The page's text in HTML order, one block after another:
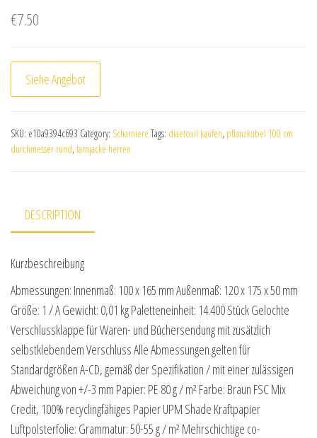
€7.50
Siehe Angebot
SKU: e10a9394c693 Category: Scharniere Tags: diaetoxil kaufen, pflanzkübel 100 cm
durchmesser rund, tarnjacke herren
DESCRIPTION
Kurzbeschreibung
Abmessungen: Innenmaß: 100 x 165 mm Außenmaß: 120 x 175 x 50 mm
Größe: 1 / A Gewicht: 0,01 kg Paletteneinheit: 14.400 Stück Gelochte
Verschlussklappe für Waren- und Büchersendung mit zusätzlich
selbstklebendem Verschluss Alle Abmessungen gelten für
Standardgrößen A-CD, gemäß der Spezifikation / mit einer zulässigen
Abweichung von +/-3 mm Papier: PE 80 g / m² Farbe: Braun FSC Mix
Credit, 100% recyclingfähiges Papier UPM Shade Kraftpapier
Luftpolsterfolie: Grammatur: 50-55 g / m² Mehrschichtige co-